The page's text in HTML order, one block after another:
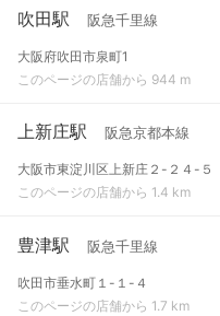
吹田駅 阪急千里線
大阪府吹田市泉町1
このページの店舗から 944 m
上新庄駅 阪急京都本線
大阪市東淀川区上新庄２-２４-５
このページの店舗から 1.4 km
豊津駅 阪急千里線
吹田市垂水町１-１-４
このページの店舗から 1.7 km